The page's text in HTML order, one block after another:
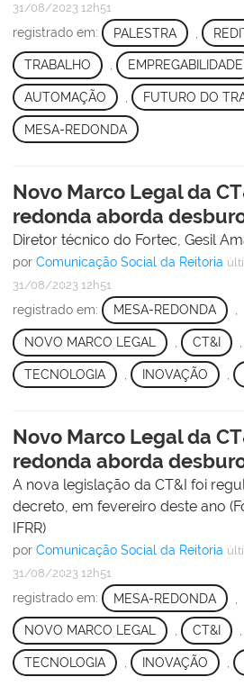
31/08/2023 12h51
registrado em: PALESTRA
TRABALHO , EMPREGABILIDADE
AUTOMAÇÃO FUTURO DO
MESA-REDONDA
Novo Marco Legal da
redonda aborda
Diretor técnico do Fortec, Gesil
por Comunicação Social da Reitoria
31/08/2023 12h51
registrado em: MESA-REDONDA ,
NOVO MARCO LEGAL CT&I
TECNOLOGIA INOVAÇÃO
Novo Marco Legal da
redonda aborda
A nova legislação da CT&I foi
decreto, em fevereiro deste ano
IFRR)
por Comunicação Social da Reitoria
31/08/2023 12h51
registrado em: MESA-REDONDA
NOVO MARCO LEGAL , CT&I ,
TECNOLOGIA INOVAÇÃO